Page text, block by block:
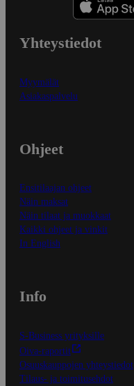
Yhteystiedot
Myymälät
Asiakaspalvelu
Ohjeet
Ensitilaajan ohjeet
Näin maksat
Näin tilaat ja muokkaat
Kaikki ohjeet ja vinkit
In English
Info
S-Business yrityksille
Oiva-raportit
Osuuskauppojen yhteystiedot
Tilaus- ja toimitusehdot